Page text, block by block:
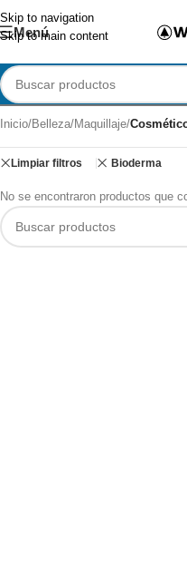
Skip to navigation
Skip to main content
Menú
Inicio/Belleza/Maquillaje/
Limpiar filtros Bioderma
No se encontraron productos que